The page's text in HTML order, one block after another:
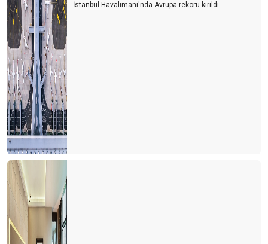
9 ay bize yeter
Sonbaharda Kıbrıs
DİŞ TURİZMİ
Uçak bileti fiyatına balon turu
Akdeniz heykeli Antalya'ya gelmeli
Biz işgücü çağırmıştık insanlar geldi
GÜNDE 21 € YA 56 GÜN TATİL
İstanbul Havalimanı'nda Avrupa rekoru kırıldı